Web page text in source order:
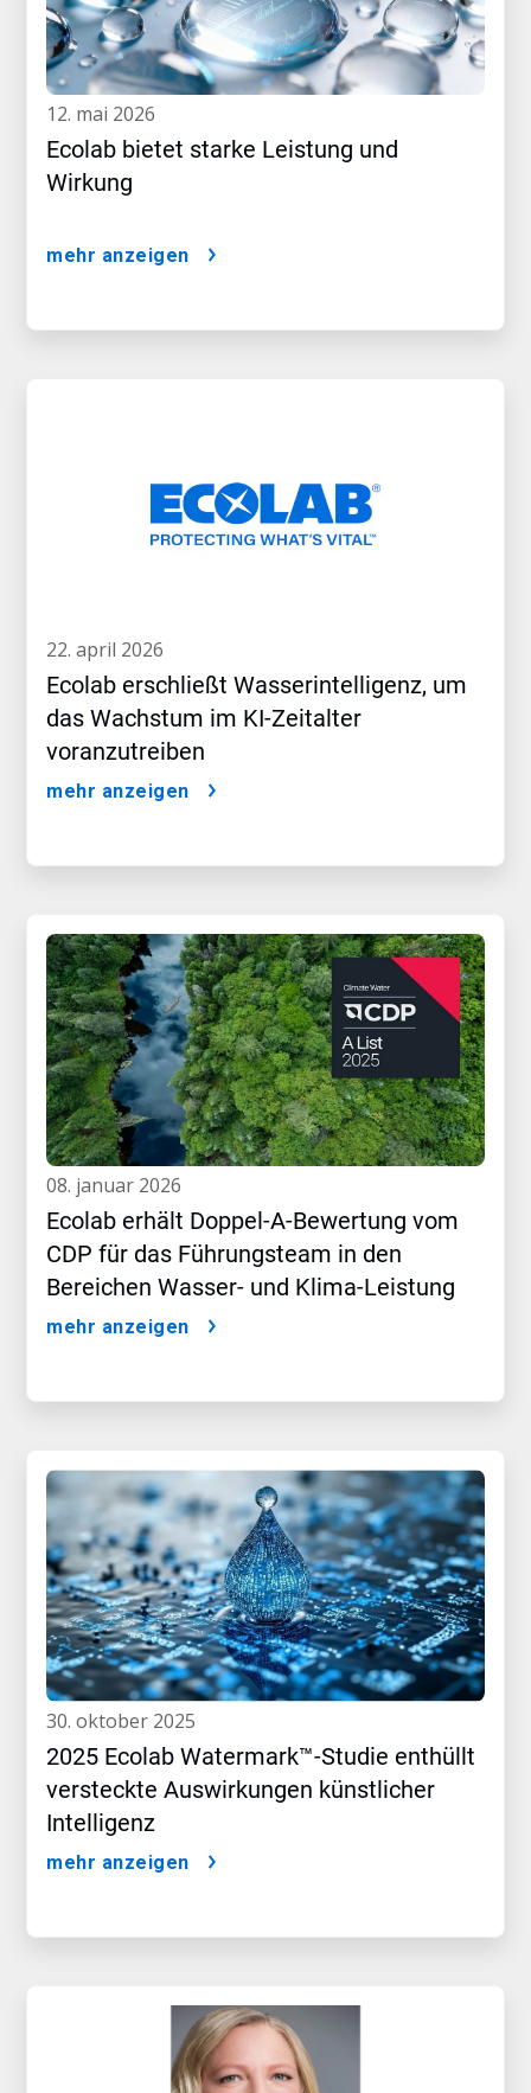
12. mai 2026
Ecolab bietet starke Leistung und
Wirkung
mehr anzeigen
22. april 2026
Ecolab erschließt Wasserintelligenz, um
das Wachstum im KI-Zeitalter
voranzutreiben
mehr anzeigen
08. januar 2026
Ecolab erhält Doppel-A-Bewertung vom
CDP für das Führungsteam in den
Bereichen Wasser- und Klima-Leistung
mehr anzeigen
30. oktober 2025
2025 Ecolab Watermark™-Studie enthüllt
versteckte Auswirkungen künstlicher
Intelligenz
mehr anzeigen